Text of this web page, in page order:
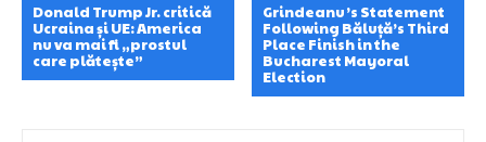
Donald Trump Jr. critică
Ucraina și UE: America
nu va mai fi „prostul
care plătește”
Grindeanu’s Statement
Following Băluță’s Third
Place Finish in the
Bucharest Mayoral
Election